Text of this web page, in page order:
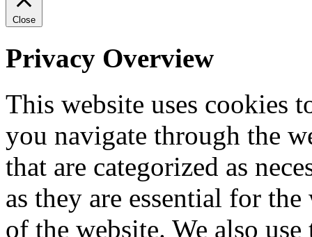
Close
Privacy Overview
This website uses cookies
you navigate through the
that are categorized as
as they are essential for
of the website. We also